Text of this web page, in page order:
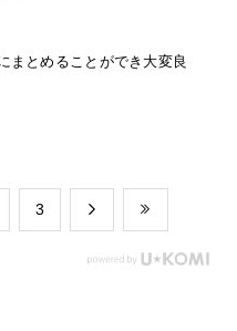
まとめることができ大変良
​3